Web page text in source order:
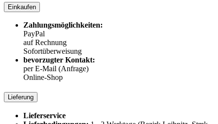
Einkaufen
Zahlungsmöglichkeiten:
PayPal
auf Rechnung
Sofortüberweisung
bevorzugter Kontakt:
per E-Mail (Anfrage)
Online-Shop
Lieferung
Lieferservice